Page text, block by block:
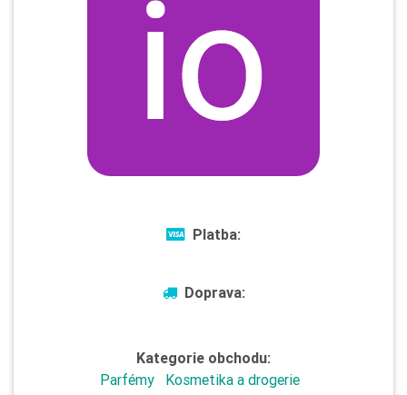
Platba:
Doprava:
Kategorie obchodu:
Parfémy
Kosmetika a drogerie